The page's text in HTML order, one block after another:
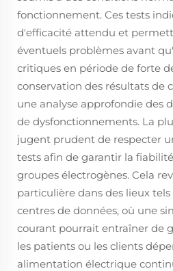
fonctionnement. Ces tests
d'efficacité attendu et
éventuels problèmes avant
critiques en période de forte
conservation des résultats de
une analyse approfondie des
de dysfonctionnements. La
jugent prudent de respecter
tests afin de garantir la
groupes électrogènes. Cela
particulière dans des lieux
centres de données, où une
courant pourrait entraîner de
les patients ou les clients
alimentation électrique